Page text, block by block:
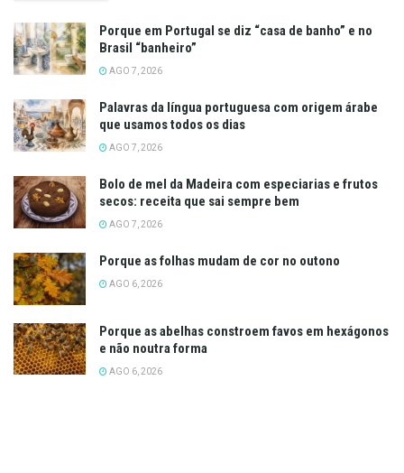
Porque em Portugal se diz “casa de banho” e no
Brasil “banheiro”
AGO 7, 2026
Palavras da língua portuguesa com origem árabe
que usamos todos os dias
AGO 7, 2026
Bolo de mel da Madeira com especiarias e frutos
secos: receita que sai sempre bem
AGO 7, 2026
Porque as folhas mudam de cor no outono
AGO 6, 2026
Porque as abelhas constroem favos em hexágonos
e não noutra forma
AGO 6, 2026